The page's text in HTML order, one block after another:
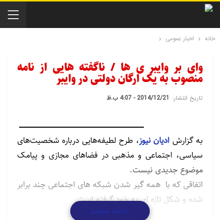
خانه اخبار عمومی
وای بر وایبر ی ها / ناگفته هایی از نامه
منصوب به یک ارگان دولتی در وایبر
تاریخ انتشار: 2014/12/21 - 4:07 ب.ظ
به گزارش ادیان نیوز، طرح لطیفه‌هایی درباره شخصیت‌های
سیاسی، اجتماعی و مذهبی در فضاهای مجازی و پیامک
موضوع جدیدی نیست.
اتفاقی که با همه گیر شدن شبکه های اجتماعی چند برابر
شده و شکل تازه ای به خود گرفته است.
ادامه مطلب